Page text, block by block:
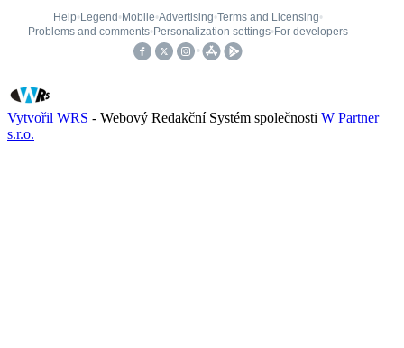
Vytvořil WRS - Webový Redakční Systém společnosti W Partner
s.r.o.